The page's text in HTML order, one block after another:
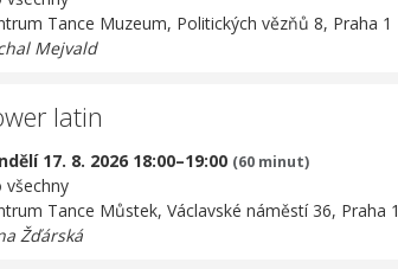
Tance Muzeum, Politických vězňů 8, Praha 1
Mejvald
latin
17. 8. 2026 18:00–19:00 (60 minut)
všechny
Tance Můstek, Václavské náměstí 36, Praha 1
Žďárská